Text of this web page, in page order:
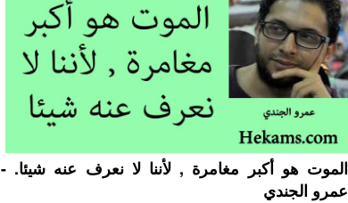
الموت هو أكبر مغامرة , لأننا لا نعرف عنه شيئا. -
عمرو الجندي